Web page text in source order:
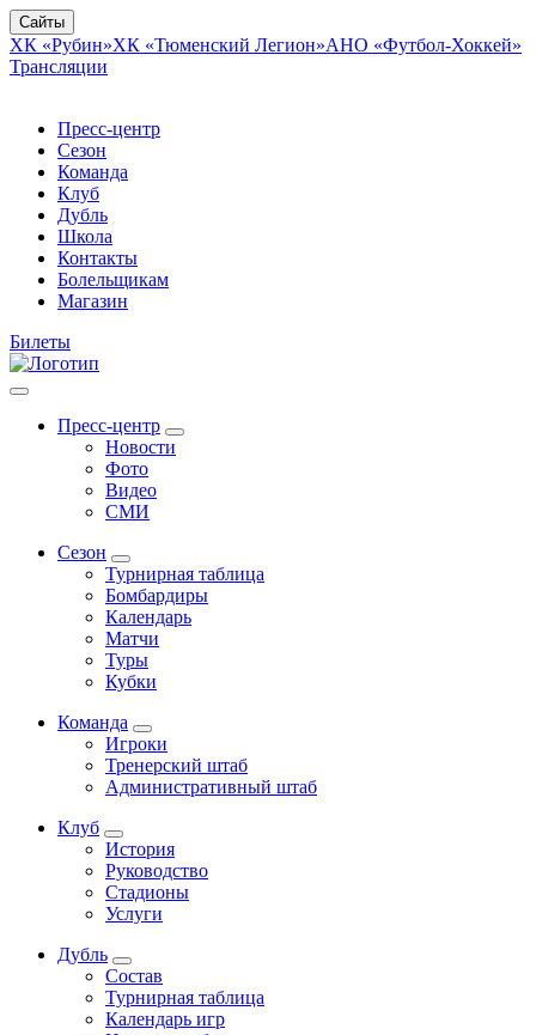
Сайты
ХК «Рубин»ХК «Тюменский Легион»АНО «Футбол-Хоккей»
Трансляции
Пресс-центр
Сезон
Команда
Клуб
Дубль
Школа
Контакты
Болельщикам
Магазин
Билеты
Пресс-центр
Новости
Фото
Видео
СМИ
Сезон
Турнирная таблица
Бомбардиры
Календарь
Матчи
Туры
Кубки
Команда
Игроки
Тренерский штаб
Административный штаб
Клуб
История
Руководство
Стадионы
Услуги
Дубль
Состав
Турнирная таблица
Календарь игр